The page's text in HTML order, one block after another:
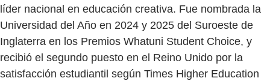
líder nacional en educación creativa. Fue nombrada la
Universidad del Año en 2024 y 2025 del Suroeste de
Inglaterra en los Premios Whatuni Student Choice, y
recibió el segundo puesto en el Reino Unido por la
satisfacción estudiantil según Times Higher Education